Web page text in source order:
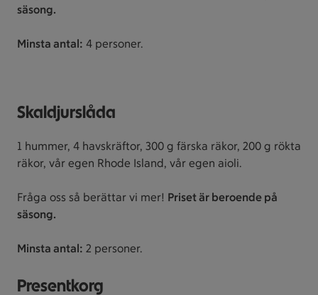
säsong.
Minsta antal: 4 personer.
Skaldjurslåda
1 hummer, 4 havskräftor, 300 g färska räkor, 200 g rökta
räkor, vår egen Rhode Island, vår egen aioli.
Fråga oss så berättar vi mer! Priset är beroende på
säsong.
Minsta antal: 2 personer.
Presentkorg